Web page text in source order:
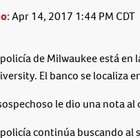
Apr 14, 2017 1:44 PM CDT
de Milwaukee está en
El banco se localiza
le dio una nota
continúa buscando al